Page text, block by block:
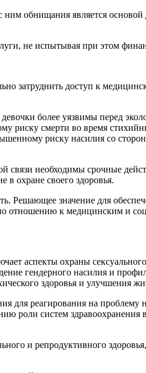
ним обнищания является
не испытывая при этом
затруднить доступ к
более уязвимы перед
риску смерти во время
риску насилия со
связи необходимы срочные
в охране своего здоровья.
Решающее значение для
отношению к медицинским и
аспекты охраны
гендерного насилия и
здоровья и улучшения
для реагирования на
роли систем
и репродуктивного